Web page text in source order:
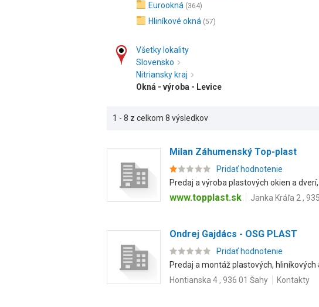
Eurookná (364)
Hliníkové okná (57)
Všetky lokality
Slovensko
Nitriansky kraj
Okná - výroba - Levice
1 - 8 z celkom 8 výsledkov
Milan Záhumenský Top-plast
Pridať hodnotenie
Predaj a výroba plastových okien a
www.topplast.sk Janka Kráľa 2 ,
Ondrej Gajdács - OSG PLAST
Pridať hodnotenie
Predaj a montáž plastových, hliníkových
Hontianska 4 , 936 01 Šahy
Kontakty